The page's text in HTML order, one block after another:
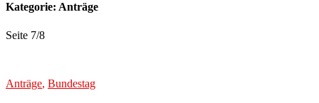
Kategorie: Anträge
Seite 7/8
Anträge, Bundestag